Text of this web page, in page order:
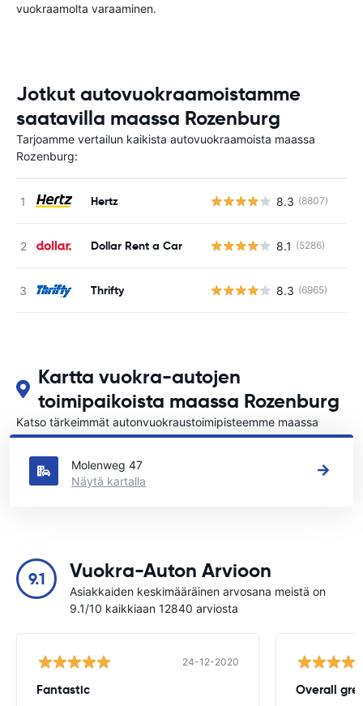
vuokraamolta varaaminen.
Jotkut autovuokraamoistamme
saatavilla maassa Rozenburg
Tarjoamme vertailun kaikista autovuokraamoista maassa
Rozenburg:
Hertz 8.3 (8807)
Dollar Rent a Car 8.1 (5286)
Thrifty 8.3 (6965)
Kartta vuokra-autojen
toimipaikoista maassa Rozenburg
Katso tärkeimmät autonvuokraustoimipisteemme maassa
Rozenburg
Molenweg 47
Näytä kartalla
9.1 Vuokra-Auton Arvioon
Asiakkaiden keskimääräinen arvosana meistä on
9.1/10 kaikkiaan 12840 arviosta
24-12-2020
Fantastic Overall